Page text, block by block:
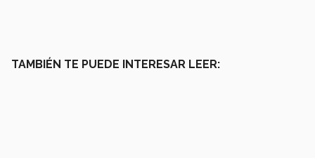
TAMBIÉN TE PUEDE INTERESAR LEER: